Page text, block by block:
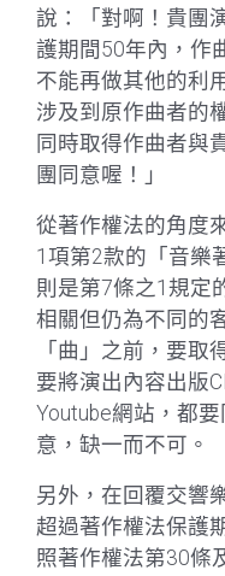
說：「對啊！貴團
護期間50年內，作
不能再做其他的利
涉及到原作曲者的
同時取得作曲者與
團同意喔！」
從著作權法的角度
1項第2款的「音樂
則是第7條之1規定
相關但仍為不同的
「曲」之前，要取
要將演出內容出版
Youtube網站，都
意，缺一而不可。
另外，在回覆交響
超過著作權法保護
照著作權法第30條